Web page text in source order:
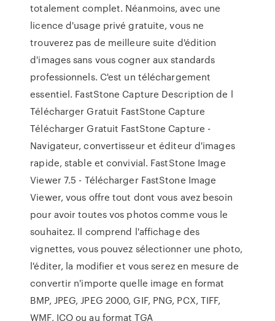
totalement complet. Néanmoins, avec une
licence d'usage privé gratuite, vous ne
trouverez pas de meilleure suite d'édition
d'images sans vous cogner aux standards
professionnels. C'est un téléchargement
essentiel. FastStone Capture Description de l
Télécharger Gratuit FastStone Capture
Télécharger Gratuit FastStone Capture -
Navigateur, convertisseur et éditeur d'images
rapide, stable et convivial. FastStone Image
Viewer 7.5 - Télécharger FastStone Image
Viewer, vous offre tout dont vous avez besoin
pour avoir toutes vos photos comme vous le
souhaitez. Il comprend l'affichage des
vignettes, vous pouvez sélectionner une photo,
l'éditer, la modifier et vous serez en mesure de
convertir n'importe quelle image en format
BMP, JPEG, JPEG 2000, GIF, PNG, PCX, TIFF,
WMF, ICO ou au format TGA